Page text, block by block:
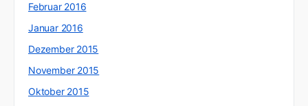
Februar 2016
Januar 2016
Dezember 2015
November 2015
Oktober 2015